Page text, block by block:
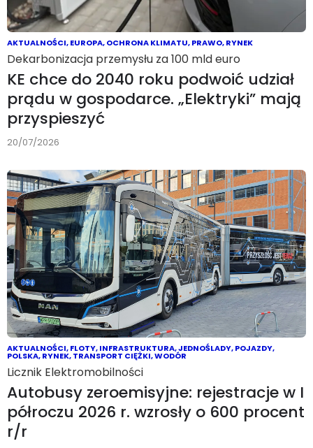
AKTUALNOŚCI,EUROPA,OCHRONA KLIMATU,PRAWO,RYNEK
Dekarbonizacja przemysłu za 100 mld euro
KE chce do 2040 roku podwoić udział
prądu w gospodarce. „Elektryki” mają
przyspieszyć
20/07/2026
AKTUALNOŚCI,FLOTY,INFRASTRUKTURA,JEDNOŚLADY,POJAZDY,
POLSKA,RYNEK,TRANSPORT CIĘŻKI,WODÓR
Licznik Elektromobilności
Autobusy zeroemisyjne: rejestracje w I
półroczu 2026 r. wzrosły o 600 procent
r/r